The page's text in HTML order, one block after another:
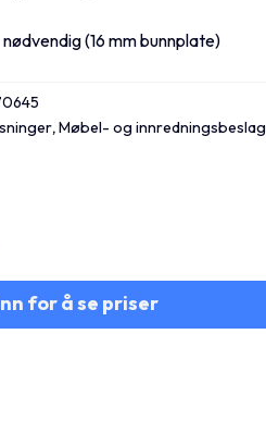
(16 mm bunnplate)
,Møbel- og innredningsbeslag
for å se priser